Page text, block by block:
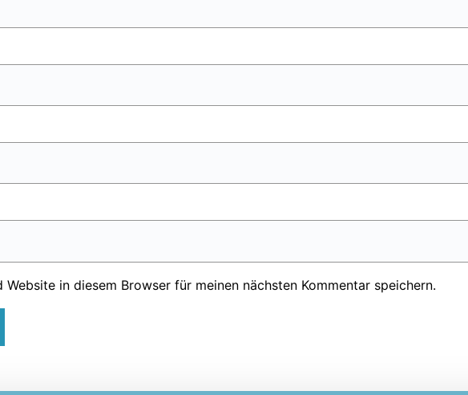
Website in diesem Browser für meinen nächsten Kommentar speichern.